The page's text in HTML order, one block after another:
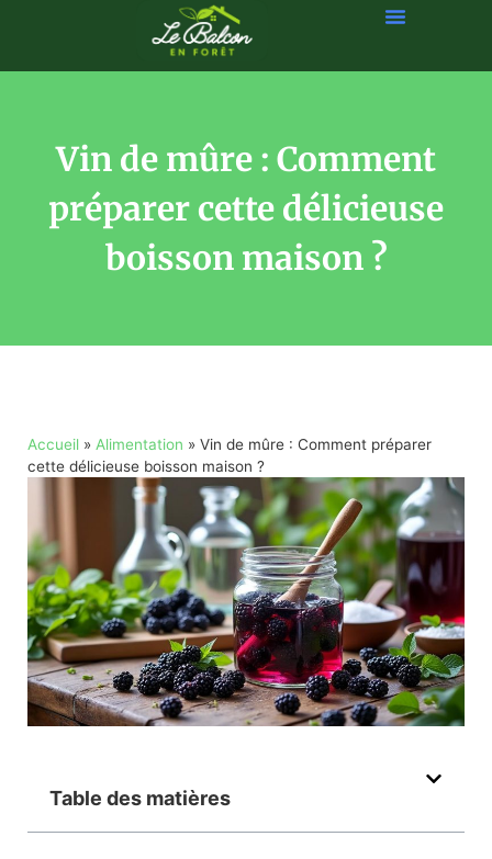
Vin de mûre : Comment
préparer cette délicieuse
boisson maison ?
Accueil » Alimentation » Vin de mûre : Comment préparer
cette délicieuse boisson maison ?
Table des matières